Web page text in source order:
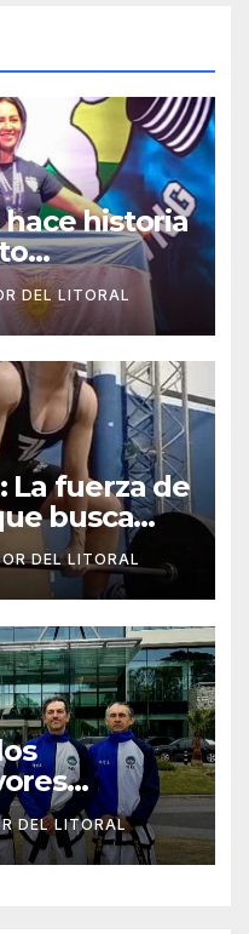
hace historia
DEL LITORAL
La fuerza de
busca
en el
DEL LITORAL
Instituto
DEL LITORAL